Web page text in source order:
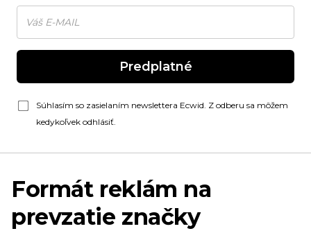
Predplatné
Súhlasím so zasielaním newslettera Ecwid. Z odberu sa môžem
kedykoľvek odhlásiť.
Formát reklám na
prevzatie značky